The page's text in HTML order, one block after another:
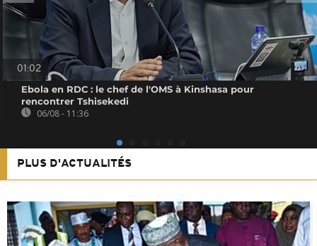
01:02
Ebola en RDC : le chef de l'OMS à Kinshasa pour
rencontrer Tshisekedi
06/08 - 11:36
PLUS D'ACTUALITÉS